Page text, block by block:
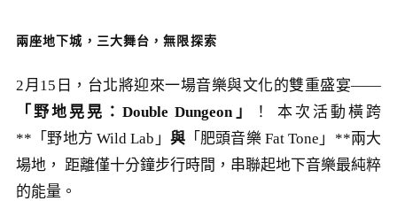
兩座地下城，三大舞台，無限探索
2月15日，台北將迎來一場音樂與文化的雙重盛宴——
「野地晃晃：Double Dungeon」
！ 本次活動橫跨
**「野地方 Wild Lab」 與「肥頭音樂 Fat Tone」**兩大
場地， 距離僅十分鐘步行時間，串聯起地下音樂最純粹
的能量。